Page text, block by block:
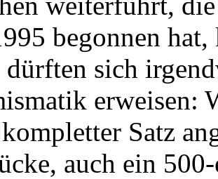
begonnen
dürften sich
erweisen:
Satz
auch ein